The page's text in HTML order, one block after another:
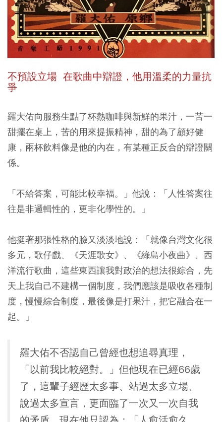
不預設立場 在歌曲中辯證，他用溫柔的力量抗
爭
羅大佑向服務生點了杯熱咖啡與新鮮的果汁，一苦一
甜擺在桌上，苦的用來提振精神，甜的為了顧好健
康，兩杯飲料像是他的內在，有某種正反合的辯證關
係。
「不給答案，可能比較幸福。」他說：「人性答案往
往是非邏輯性的，更非化學性的。」
他挺著那張性格的臉又淡淡地說：「就像台灣文化很
多元，歌仔戲、《天涯歌女》、《綠島小夜曲》、西
洋流行歌曲，這些東西讓我對政治的想法很綜合，先
天上我自己不建構一個制度，我們應該是吸收各種制
度，慢慢綜合制度，最後像是打果汁，把它融合在一
起。」
羅大佑不否認自己曾經也想追尋真理，
「以前我比較絕對。」但他現在已經66歲
了，這輩子經歷太多事、站過太多立場、
說過太多宣言，更面臨了一次又一次自我